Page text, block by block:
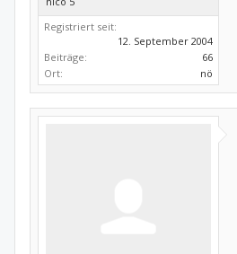
Registriert seit:
12. September 2004
Beiträge:
66
Ort:
nö